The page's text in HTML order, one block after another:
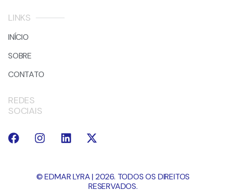
LINKS
INÍCIO
SOBRE
CONTATO
REDES
SOCIAIS
© EDMAR LYRA | 2026. TODOS OS DIREITOS
RESERVADOS.